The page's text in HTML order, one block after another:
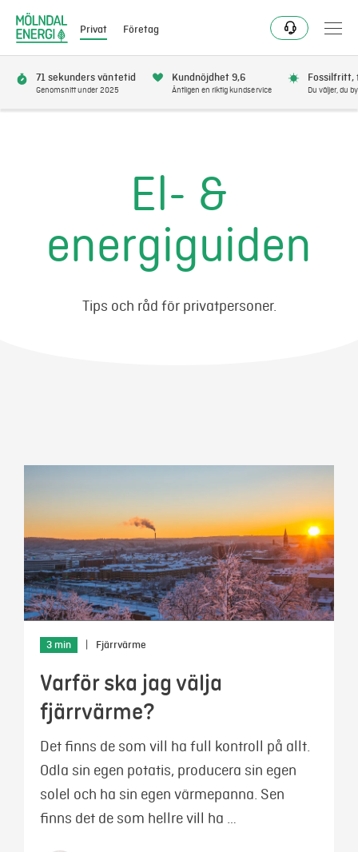
Privat Företag
Se avbrott
Få bonus
71 sekunders väntetid
Genomsnitt under 2025
Kundnöjdhet 9,6
Äntligen en riktig kundservice
Fossilfritt,
Du väljer, du
El- &
energiguiden
Tips och råd för privatpersoner.
3 min Fjärrvärme
Varför ska jag välja
fjärrvärme?
Det finns de som vill ha full kontroll på allt.
Odla sin egen potatis, producera sin egen
solel och ha sin egen värmepanna. Sen
finns det de som hellre vill ha …